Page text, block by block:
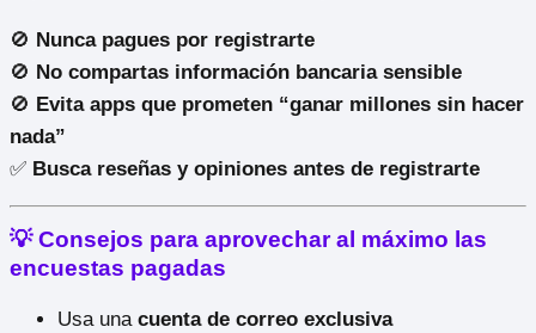
🚫 Nunca pagues por registrarte
🚫 No compartas información bancaria sensible
🚫 Evita apps que prometen “ganar millones sin hacer
nada”
✅ Busca reseñas y opiniones antes de registrarte
💡 Consejos para aprovechar al máximo las
encuestas pagadas
Usa una cuenta de correo exclusiva